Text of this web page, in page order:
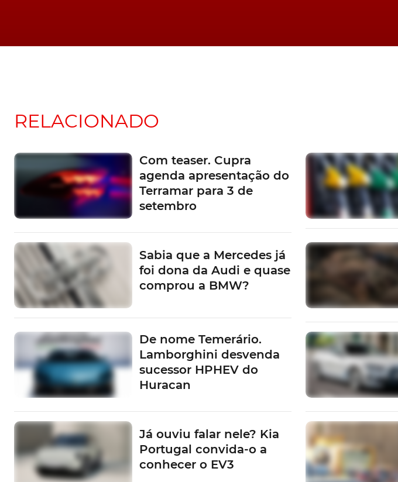
RELACIONADO
Com teaser. Cupra
agenda apresentação do
Terramar para 3 de
setembro
Sabia que a Mercedes já
foi dona da Audi e quase
comprou a BMW?
De nome Temerário.
Lamborghini desvenda
sucessor HPHEV do
Huracan
Já ouviu falar nele? Kia
Portugal convida-o a
conhecer o EV3